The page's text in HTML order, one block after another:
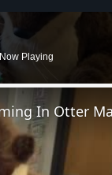
Now Playing